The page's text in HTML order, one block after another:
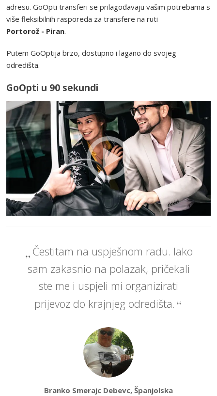
adresu. GoOpti transferi se prilagođavaju vašim potrebama s
više fleksibilnih rasporeda za transfere na ruti
Portorož - Piran.
Putem GoOptija brzo, dostupno i lagano do svojeg
odredišta.
GoOpti u 90 sekundi
Čestitam na uspješnom radu. Iako
sam zakasnio na polazak, pričekali
ste me i uspjeli mi organizirati
prijevoz do krajnjeg odredišta.
Branko Smerajc Debevc, Španjolska